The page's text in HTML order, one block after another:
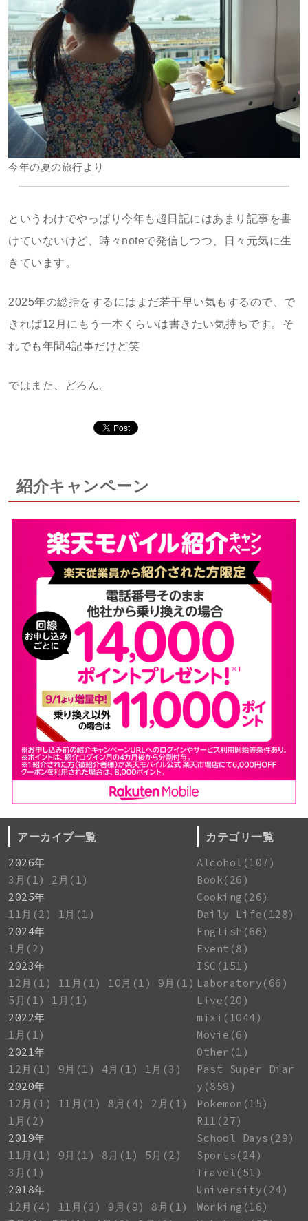
今年の夏の旅行より
というわけでやっぱり今年も超日記にはあまり記事を書
けていないけど、時々noteで発信しつつ、日々元気に生
きています。
2025年の総括をするにはまだ若干早い気もするので、で
きれば12月にもう一本くらいは書きたい気持ちです。そ
れでも年間4記事だけど笑
ではまた、どろん。
紹介キャンペーン
アーカイブ一覧
2026年
3月(1)
2月(1)
2025年
11月(2)
1月(1)
2024年
1月(2)
2023年
12月(1)
11月(1) 10月(1)
9月(1)
5月(1)
1月(1)
2022年
1月(1)
2021年
12月(1)
9月(1) 4月(1)
1月(3)
2020年
12月(1)
11月(1) 8月(4)
2月(1)
1月(2)
2019年
11月(1)
9月(1) 8月(1)
5月(2)
3月(1)
2018年
12月(4)
11月(3) 9月(9)
8月(1)
カテゴリ一覧
Alcohol(107)
Book(26)
Cooking(26)
Daily Life(128)
English(66)
Event(8)
ISC(151)
Laboratory(66)
Live(20)
mixi(1044)
Movie(6)
Other(1)
Past Super Diar
y(859)
Pokemon(15)
R11(27)
School Days(29)
Sports(24)
Travel(51)
University(24)
Working(16)